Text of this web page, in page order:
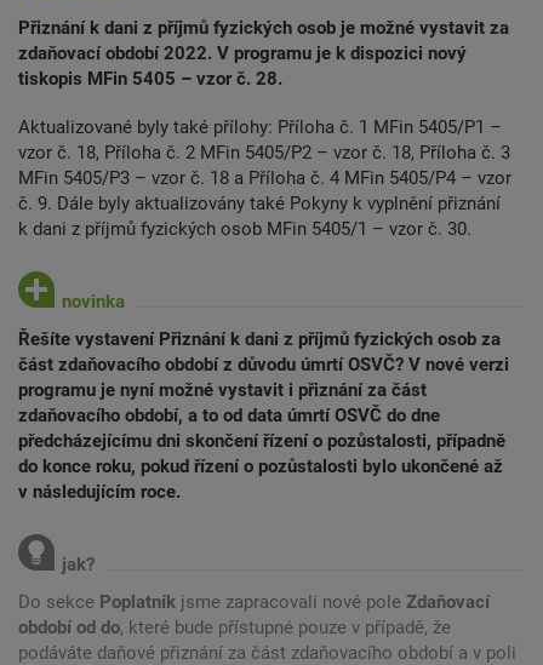
Přiznání k dani z příjmů fyzických osob je možné vystavit za
zdaňovací období 2022. V programu je k dispozici nový
tiskopis MFin 5405 – vzor č. 28.
Aktualizované byly také přílohy: Příloha č. 1 MFin 5405/P1 –
vzor č. 18, Příloha č. 2 MFin 5405/P2 – vzor č. 18, Příloha č. 3
MFin 5405/P3 – vzor č. 18 a Příloha č. 4 MFin 5405/P4 – vzor
č. 9. Dále byly aktualizovány také Pokyny k vyplnění přiznání
k dani z příjmů fyzických osob MFin 5405/1 – vzor č. 30.
Řešíte vystavení Přiznání k dani z příjmů fyzických osob za
část zdaňovacího období z důvodu úmrtí OSVČ? V nové verzi
programu je nyní možné vystavit i přiznání za část
zdaňovacího období, a to od data úmrtí OSVČ do dne
předcházejícímu dni skončení řízení o pozůstalosti, případně
do konce roku, pokud řízení o pozůstalosti bylo ukončené až
v následujícím roce.
Do sekce Poplatník jsme zapracovali nové pole Zdaňovací
období od do, které bude přístupné pouze v případě, že
podáváte daňové přiznání za část zdaňovacího období a v poli